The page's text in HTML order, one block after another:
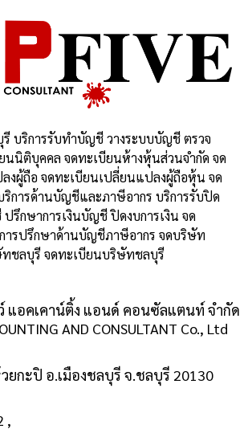
บริการรับทำบัญชี วางระบบบัญชี ตรวจ
นิติบุคคล จดทะเบียนห้างหุ้นส่วนจำกัด จด
งผู้ถือ จดทะเบียนเปลี่ยนแปลงผู้ถือหุ้น จด
การด้านบัญชีและภาษีอากร บริการรับปิด
รึกษาการเงินบัญชี ปิดงบการเงิน จด
ารปรึกษาด้านบัญชีภาษีอากร จดบริษัท
ชลบุรี จดทะเบียนบริษัทชลบุรี
แอคเคาน์ติ้ง แอนด์ คอนซัลแตนท์ จำกัด
AND CONSULTANT Co., Ltd
ยกะปิ อ.เมืองชลบุรี จ.ชลบุรี 20130
,